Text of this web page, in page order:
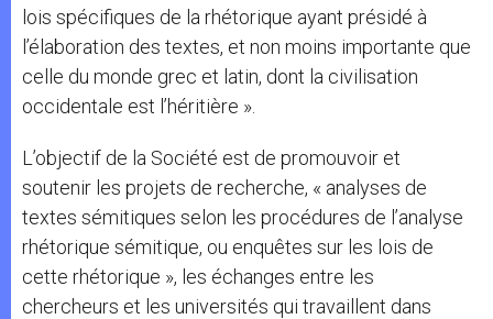
lois spécifiques de la rhétorique ayant présidé à
l’élaboration des textes, et non moins importante que
celle du monde grec et latin, dont la civilisation
occidentale est l’héritière ».
L’objectif de la Société est de promouvoir et
soutenir les projets de recherche, « analyses de
textes sémitiques selon les procédures de l’analyse
rhétorique sémitique, ou enquêtes sur les lois de
cette rhétorique », les échanges entre les
chercheurs et les universités qui travaillent dans